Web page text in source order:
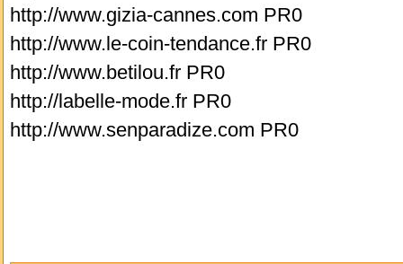
http://www.gizia-cannes.com PR0
http://www.le-coin-tendance.fr PR0
http://www.betilou.fr PR0
http://labelle-mode.fr PR0
http://www.senparadize.com PR0